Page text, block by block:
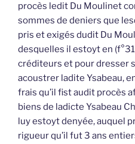
procès ledit Du Moulinet
sommes de deniers que
pris et exigés dudit Du
desquelles il estoyt en
créditeurs et pour dresser
acoustrer ladite Ysabeau,
frais qu’il fist audit procès
biens de ladicte Ysabeau
luy estoyt denyée, auquel
rigueur qu’il fut 3 ans